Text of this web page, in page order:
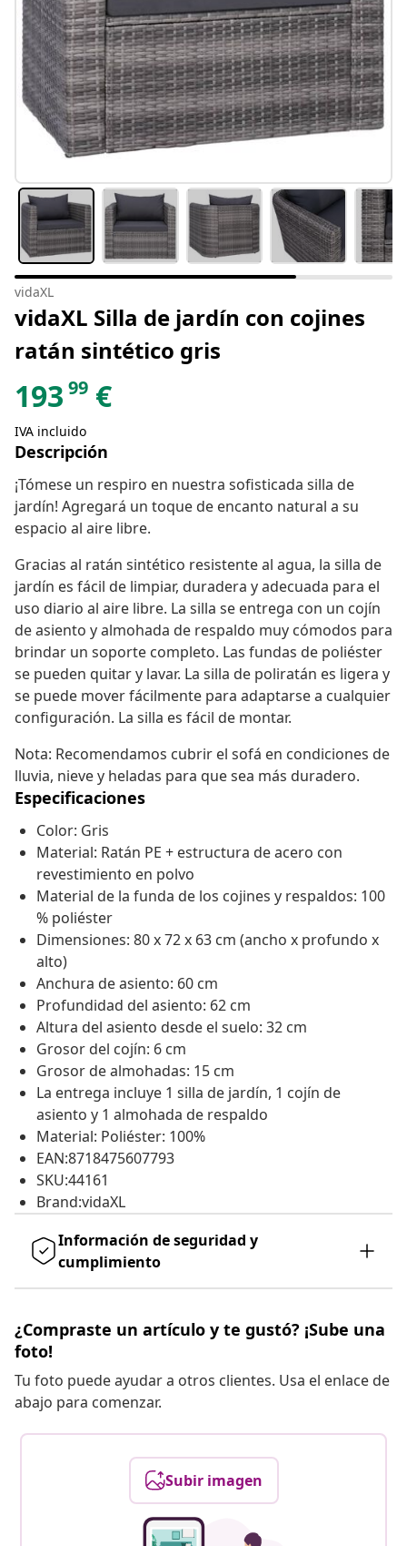
vidaXL
vidaXL Silla de jardín con cojines
ratán sintético gris
193 99 €
IVA incluido
Descripción
¡Tómese un respiro en nuestra sofisticada silla de
jardín! Agregará un toque de encanto natural a su
espacio al aire libre.
Gracias al ratán sintético resistente al agua, la silla de
jardín es fácil de limpiar, duradera y adecuada para el
uso diario al aire libre. La silla se entrega con un cojín
de asiento y almohada de respaldo muy cómodos para
brindar un soporte completo. Las fundas de poliéster
se pueden quitar y lavar. La silla de poliratán es ligera y
se puede mover fácilmente para adaptarse a cualquier
configuración. La silla es fácil de montar.
Nota: Recomendamos cubrir el sofá en condiciones de
lluvia, nieve y heladas para que sea más duradero.
Especificaciones
Color: Gris
Material: Ratán PE + estructura de acero con
revestimiento en polvo
Material de la funda de los cojines y respaldos: 100
% poliéster
Dimensiones: 80 x 72 x 63 cm (ancho x profundo x
alto)
Anchura de asiento: 60 cm
Profundidad del asiento: 62 cm
Altura del asiento desde el suelo: 32 cm
Grosor del cojín: 6 cm
Grosor de almohadas: 15 cm
La entrega incluye 1 silla de jardín, 1 cojín de
asiento y 1 almohada de respaldo
Material: Poliéster: 100%
EAN:8718475607793
SKU:44161
Brand:vidaXL
Información de seguridad y
cumplimiento
¿Compraste un artículo y te gustó? ¡Sube una
foto!
Tu foto puede ayudar a otros clientes. Usa el enlace de
abajo para comenzar.
Subir imagen